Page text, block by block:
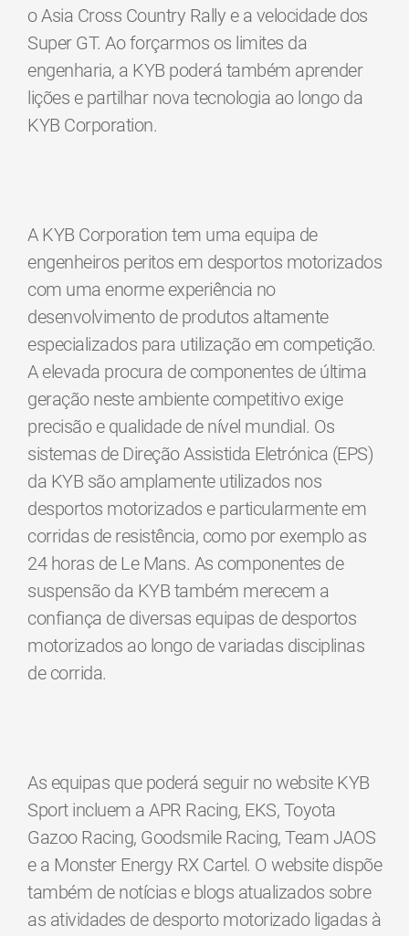
o Asia Cross Country Rally e a velocidade dos
Super GT. Ao forçarmos os limites da
engenharia, a KYB poderá também aprender
lições e partilhar nova tecnologia ao longo da
KYB Corporation.
A KYB Corporation tem uma equipa de
engenheiros peritos em desportos motorizados
com uma enorme experiência no
desenvolvimento de produtos altamente
especializados para utilização em competição.
A elevada procura de componentes de última
geração neste ambiente competitivo exige
precisão e qualidade de nível mundial. Os
sistemas de Direção Assistida Eletrónica (EPS)
da KYB são amplamente utilizados nos
desportos motorizados e particularmente em
corridas de resistência, como por exemplo as
24 horas de Le Mans. As componentes de
suspensão da KYB também merecem a
confiança de diversas equipas de desportos
motorizados ao longo de variadas disciplinas
de corrida.
As equipas que poderá seguir no website KYB
Sport incluem a APR Racing, EKS, Toyota
Gazoo Racing, Goodsmile Racing, Team JAOS
e a Monster Energy RX Cartel. O website dispõe
também de notícias e blogs atualizados sobre
as atividades de desporto motorizado ligadas à